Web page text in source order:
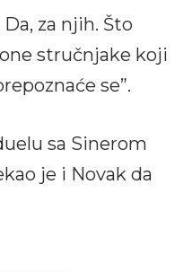
za njih. Što
one stručnjake koji
se”.
sa Sinerom
je i Novak da